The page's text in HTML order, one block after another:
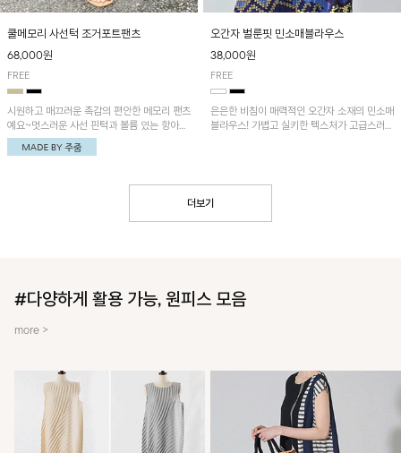
쿨메모리 사선턱 조거포트팬츠
68,000원
FREE
시원하고 매끄러운 촉감의 편안한 메모리 팬츠
예요~멋스러운 사선 핀턱과 볼륨 있는 항아리
핏이 유니크한 아이템!
오간자 벌룬핏 민소매블라우스
38,000원
FREE
은은한 비침이 매력적인 오간자 소재의 민소매
블라우스! 가볍고 실키한 텍스처가 고급스러운
더보기
#다양하게 활용 가능, 원피스 모음
more >